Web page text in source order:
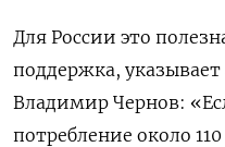
Для России это
поддержка,
Владимир Чернов:
потребление около